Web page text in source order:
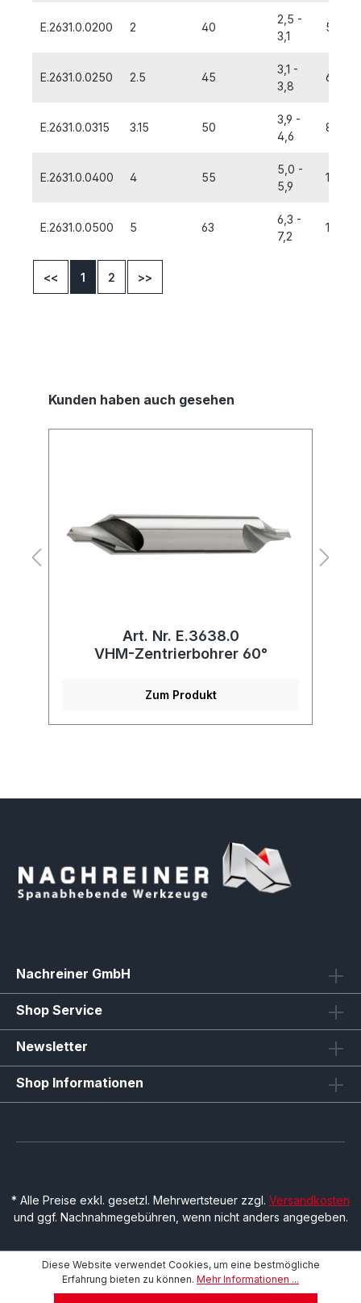
E.2631.0.0200 2 40
2,5 -
3,1
5,0
E.2631.0.0250 2.5 45
3,1 -
3,8
6,3
E.2631.0.0315 3.15 50
3,9 -
4,6
8,0
E.2631.0.0400 4 55
5,0 -
5,9
10,0
E.2631.0.0500 5 63
6,3 -
7,2
12,5
<< 1 2 >>
Kunden haben auch gesehen
Art. Nr. E.3638.0
VHM-Zentrierbohrer 60°
Zum Produkt
Nachreiner GmbH
Shop Service
Newsletter
Shop Informationen
* Alle Preise exkl. gesetzl. Mehrwertsteuer zzgl. Versandkosten
und ggf. Nachnahmegebühren, wenn nicht anders angegeben.
Diese Website verwendet Cookies, um eine bestmögliche
Erfahrung bieten zu können. Mehr Informationen ...